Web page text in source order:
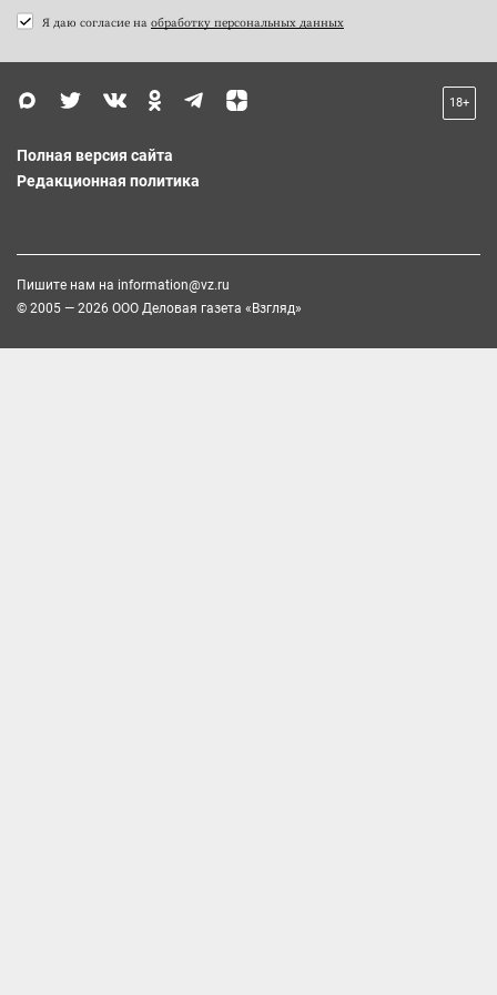
Я даю согласие на обработку персональных данных
18+
Полная версия сайта
Редакционная политика
Пишите нам на information@vz.ru
© 2005 — 2026 ООО Деловая газета «Взгляд»